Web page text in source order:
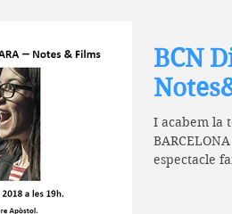
BCN
I acabem la
espectacle